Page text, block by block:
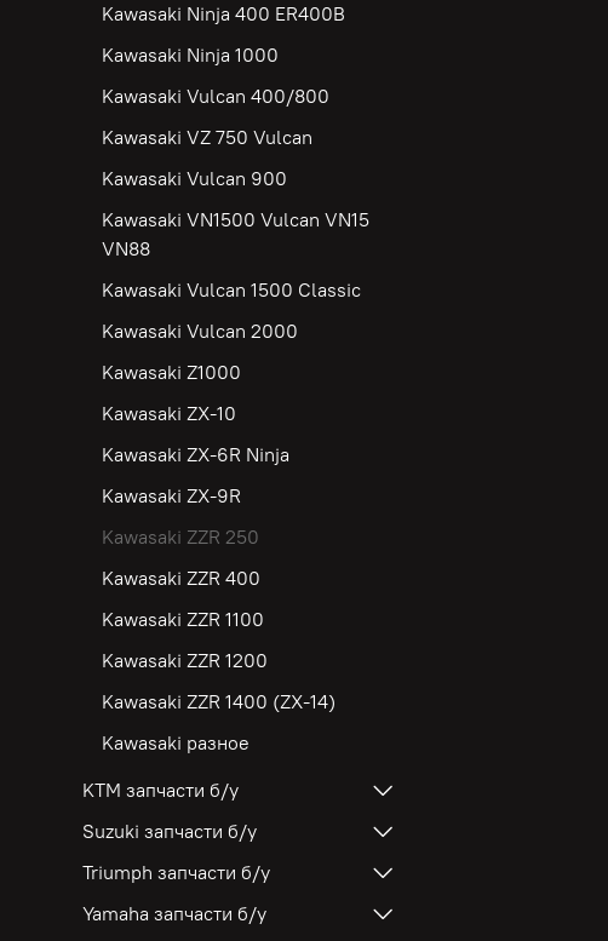
Kawasaki Ninja 400 ER400B
Kawasaki Ninja 1000
Kawasaki Vulcan 400/800
Kawasaki VZ 750 Vulcan
Kawasaki Vulcan 900
Kawasaki VN1500 Vulcan VN15
VN88
Kawasaki Vulcan 1500 Classic
Kawasaki Vulcan 2000
Kawasaki Z1000
Kawasaki ZX-10
Kawasaki ZX-6R Ninja
Kawasaki ZX-9R
Kawasaki ZZR 250
Kawasaki ZZR 400
Kawasaki ZZR 1100
Kawasaki ZZR 1200
Kawasaki ZZR 1400 (ZX-14)
Kawasaki разное
KTM запчасти б/у
Suzuki запчасти б/у
Triumph запчасти б/у
Yamaha запчасти б/у